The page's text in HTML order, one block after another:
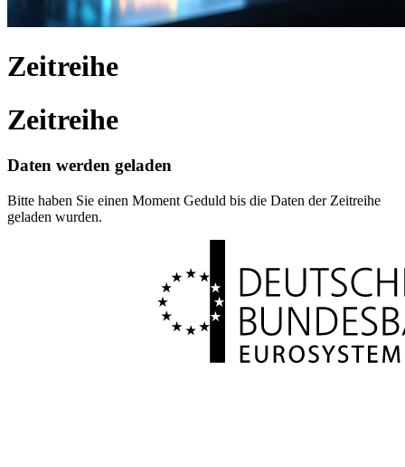
Zeitreihe
Zeitreihe
Daten werden geladen
Bitte haben Sie einen Moment Geduld bis die Daten der Zeitreihe
geladen wurden.